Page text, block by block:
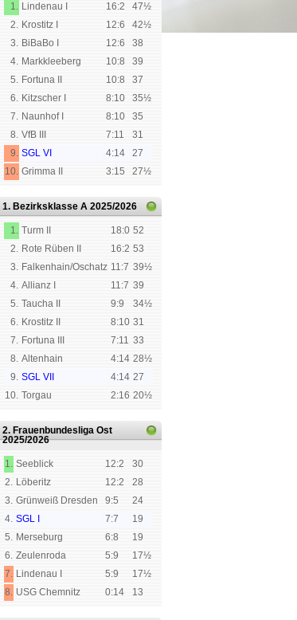
1. Lindenau I 16:2
47½
2. Krostitz I 12:6
42½
3. BiBaBo I 12:6
38
4. Markkleeberg 10:8
39
5. Fortuna II 10:8
37
6. Kitzscher I 8:10
35½
7. Naunhof I 8:10
35
8. VfB III 7:11
31
9. SGL VI 4:14
27
10. Grimma II 3:15 27½
1. Bezirksklasse A 2025/2026
1. Turm II 18:0 52
2. Rote Rüben II 16:2 53
3. Falkenhain/Oschatz 11:7 39½
4. Allianz I 11:7 39
5. Taucha II 9:9
34½
6. Krostitz II 8:10 31
7. Fortuna III 7:11 33
8. Altenhain 4:14 28½
9. SGL VII 4:14 27
10. Torgau 2:16 20½
2. Frauenbundesliga Ost
2025/2026
1. Seeblick 12:2
30
2. Löberitz 12:2
28
3. Grünweiß Dresden 9:5
24
4. SGL I 7:7
19
5. Merseburg 6:8
19
6. Zeulenroda 5:9
17½
7. Lindenau I 5:9
17½
8. USG Chemnitz 0:14 13